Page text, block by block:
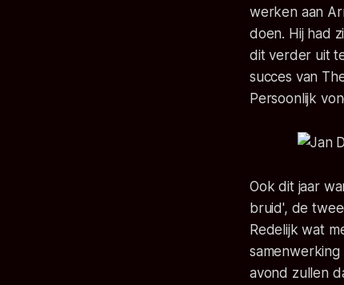
werken aan
doen. Hij had
dit verder uit
succes van
Persoonlijk
Ook dit jaar
bruid', de
Redelijk wat
avond zullen